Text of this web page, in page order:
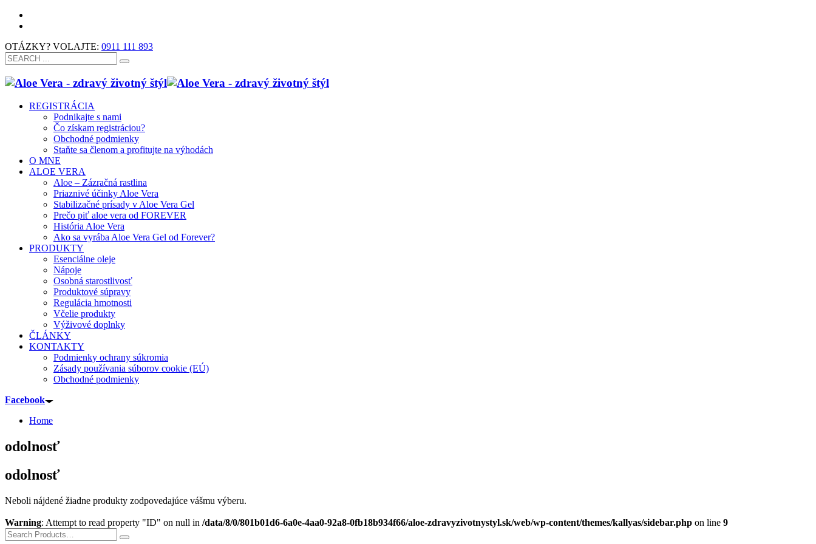
OTÁZKY? VOLAJTE: 0911 111 893
REGISTRÁCIA
Podnikajte s nami
Čo získam registráciou?
Obchodné podmienky
Staňte sa členom a profitujte na výhodách
O MNE
ALOE VERA
Aloe – Zázračná rastlina
Priaznivé účinky Aloe Vera
Stabilizačné prísady v Aloe Vera Gel
Prečo piť aloe vera od FOREVER
História Aloe Vera
Ako sa vyrába Aloe Vera Gel od Forever?
PRODUKTY
Esenciálne oleje
Nápoje
Osobná starostlivosť
Produktové súpravy
Regulácia hmotnosti
Včelie produkty
Výživové doplnky
ČLÁNKY
KONTAKTY
Podmienky ochrany súkromia
Zásady používania súborov cookie (EÚ)
Obchodné podmienky
Facebook
Home
odolnosť
odolnosť
Neboli nájdené žiadne produkty zodpovedajúce vášmu výberu.
Warning: Attempt to read property "ID" on null in /data/8/0/801b01d6-6a0e-4aa0-92a8-0fb18b934f66/aloe-zdravyzivotnystyl.sk/web/wp-content/themes/kallyas/sidebar.php on line 9
Search